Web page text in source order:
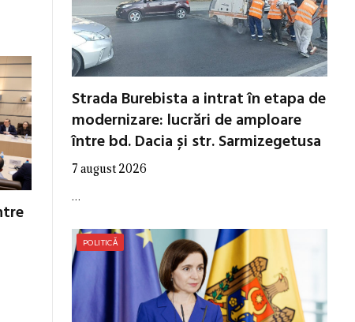
Strada Burebista a intrat în etapa de
modernizare: lucrări de amploare
între bd. Dacia și str. Sarmizegetusa
7 august 2026
…
POLITICĂ